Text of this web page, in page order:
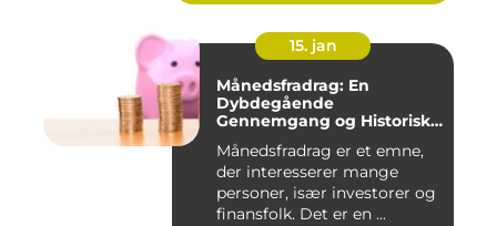
15. jan
Månedsfradrag: En
Dybdegående
Gennemgang og Historisk
Månedsfradrag er et emne,
der interesserer mange
personer, især investorer og
finansfolk. Det er en ...